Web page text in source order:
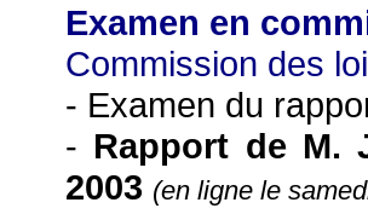
Examen en
Commission des
- Examen du
- Rapport de M.
2003 (en ligne le